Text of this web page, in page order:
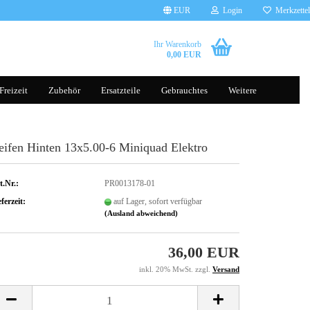
EUR Login Merkzettel
Ihr Warenkorb
0,00 EUR
Zubehör
Brillen
Handschuhe
Silikonhüllen
Ersatzteile
Tauchscooter
Gebrauchtes Weitere
Hinten 13x5.00-6 Miniquad Elektro
PR0013178-01
auf Lager, sofort verfügbar
(Ausland abweichend)
36,00 EUR
inkl. 20% MwSt. zzgl. Versand